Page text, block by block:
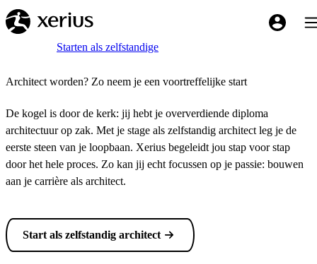
Overslaan naar de hoofdinhoud
My
Breadcrumb
HomeStarten als zelfstandige
Architect worden? Zo neem je een voortreffelijke start
De kogel is door de kerk: jij hebt je oververdiende diploma
architectuur op zak. Met je stage als zelfstandig architect leg je de
eerste steen van je loopbaan. Xerius begeleidt jou stap voor stap
door het hele proces. Zo kan jij echt focussen op je passie: bouwen
aan je carrière als architect.
Start als zelfstandig architect